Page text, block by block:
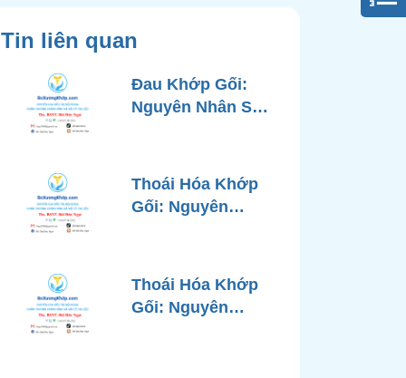
Tin liên quan
Đau Khớp Gối:
Nguyên Nhân Sâu
Phương Pháp
Điều Trị Tiên Tiến
Từ Góc Nhìn Bác
Thoái Hóa Khớp
Gối: Nguyên
Đoán và Các
Phương Pháp
Điều Trị Chuẩn Y
Thoái Hóa Khớp
Gối: Nguyên